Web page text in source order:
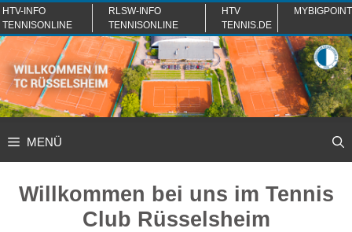
Zum
Inhalt
springen
HTV-INFO
TENNISONLINE
RLSW-INFO
TENNISONLINE
HTV
TENNIS.DE
MYBIGPOINT
MENÜ
Willkommen bei uns im Tennis
Club Rüsselsheim